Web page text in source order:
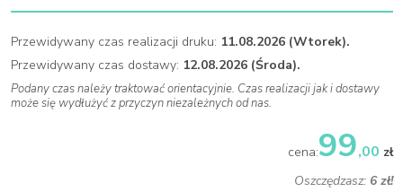
Przewidywany czas realizacji druku: 11.08.2026 (Wtorek).
Przewidywany czas dostawy: 12.08.2026 (Środa).
Podany czas należy traktować orientacyjnie. Czas realizacji jak i dostawy
może się wydłużyć z przyczyn niezależnych od nas.
cena:99,00 zł
Oszczędzasz: 6 zł!